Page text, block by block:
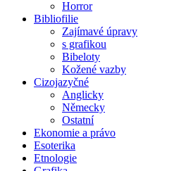
Horror
Bibliofilie
Zajímavé úpravy
s grafikou
Bibeloty
Kožené vazby
Cizojazyčné
Anglicky
Německy
Ostatní
Ekonomie a právo
Esoterika
Etnologie